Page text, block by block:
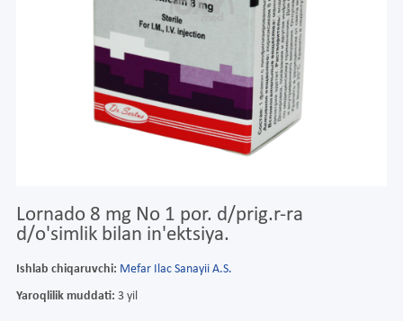
Lornado 8 mg No 1 por. d/prig.r-ra
d/o'simlik bilan in'ektsiya.
Ishlab chiqaruvchi: Mefar Ilac Sanayii A.S.
Yaroqlilik muddati: 3 yil